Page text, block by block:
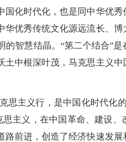
化时代化，也是同中华优秀
优秀传统文化源远流长、
智慧结晶。“第二个结合”
中根深叶茂，马克思主义
思主义行，是中国化时代化
主义，在中国革命、建设、
前进，创造了经济快速发展